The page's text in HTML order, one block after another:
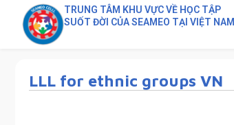
TRUNG TÂM KHU VỰC VỀ HỌC TẬP
SUỐT ĐỜI CỦA SEAMEO TẠI VIỆT NAM
LLL for ethnic groups VN